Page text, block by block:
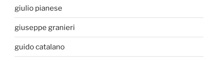
giulio pianese
giuseppe granieri
guido catalano